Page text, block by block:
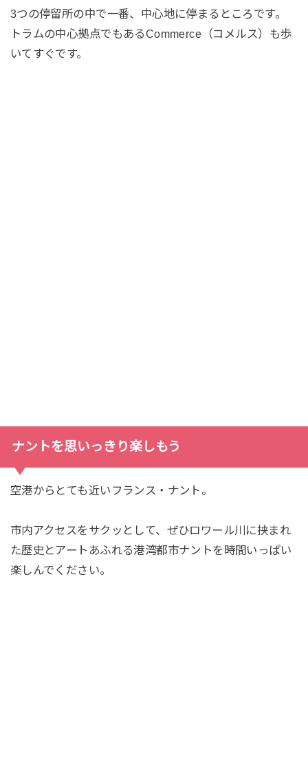
3つの停留所の中で一番、中心地に停まるところです。
トラムの中心拠点でもあるCommerce（コメルス）も歩
いてすぐです。
ナントを思いっきり楽しもう
空港からとても近いフランス・ナント。
市内アクセスをサクッとして、ぜひロワール川に挟まれ
た歴史とアートあふれる港湾都市ナントを時間いっぱい
楽しんでください。